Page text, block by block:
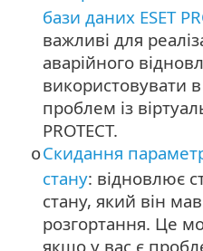
бази даних ESET
важливі для
аварійного
використовувати
проблем із
PROTECT.
oСкидання
стану: відновлює
стану, який він
розгортання. Це
якщо у вас є